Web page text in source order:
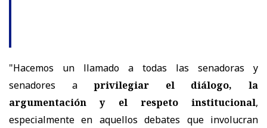
"Hacemos un llamado a todas las senadoras y
senadores aprivilegiar el diálogo, la
argumentación y el respeto institucional,
especialmente en aquellos debates que involucran